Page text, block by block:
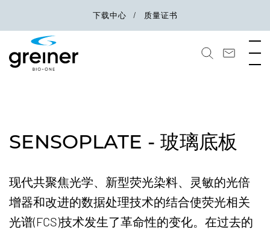
下载中心 质量证书
SENSOPLATE - 玻璃底板
现代共聚焦光学、新型荧光染料、灵敏的光倍
增器和改进的数据处理技术的结合使荧光相关
光谱(FCS)技术发生了革命性的变化。在过去的